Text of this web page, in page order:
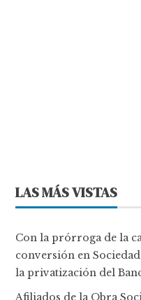
LAS MÁS VISTAS
Con la prórroga de la
conversión en
la privatización del
Afiliados de la Obra